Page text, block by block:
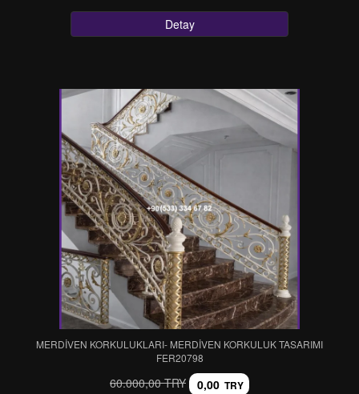
Detay
MERDİVEN KORKULUKLARI- MERDİVEN KORKULUK TASARIMI
FER20798
60.000,00 TRY 0,00 TRY